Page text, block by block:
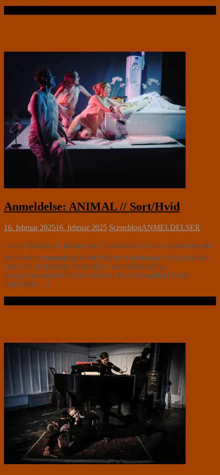
Anmeldelse: ANIMAL // Sort/Hvid
16. februar 202516. februar 2025 SceneblogANMELDELSER
⭐⭐⭐⭐ Breathe in, breathe out. Et ambient lydunivers omslutter den
kridhvide scenografi på Sort/Hvid, hvor stemningen af tyrkisk bad
med lyd- og lysterapi, hvide liljer, samt kildevand og
ansigtsmassageruller fylder rummet. Med Alexandra Moltke
Johansens[…]